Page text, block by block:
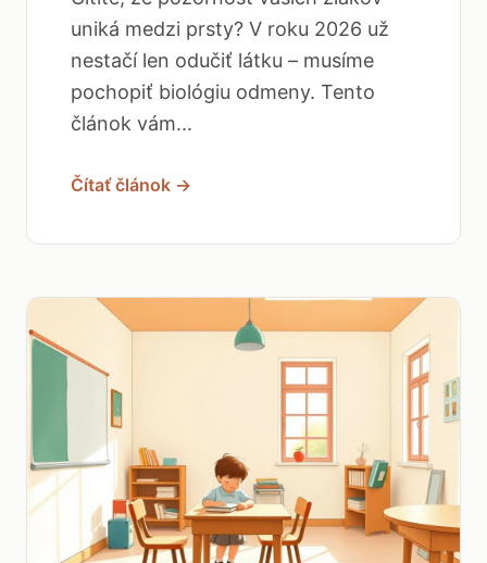
uniká medzi prsty? V roku 2026 už
nestačí len odučiť látku – musíme
pochopiť biológiu odmeny. Tento
článok vám...
Čítať článok →